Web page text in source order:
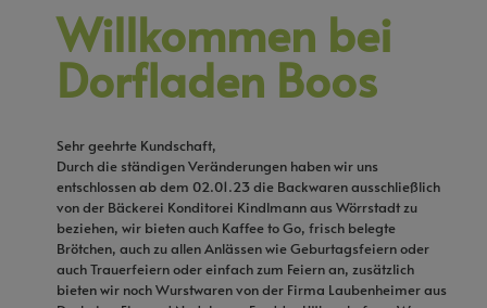
Willkommen bei
Dorfladen Boos
Sehr geehrte Kundschaft,
Durch die ständigen Veränderungen haben wir uns
entschlossen ab dem 02.01.23 die Backwaren ausschließlich
von der Bäckerei Konditorei Kindlmann aus Wörrstadt zu
beziehen, wir bieten auch Kaffee to Go, frisch belegte
Brötchen, auch zu allen Anlässen wie Geburtagsfeiern oder
auch Trauerfeiern oder einfach zum Feiern an, zusätzlich
bieten wir noch Wurstwaren von der Firma Laubenheimer aus